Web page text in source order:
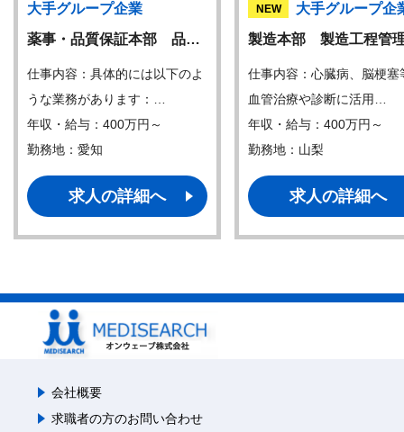
大手グループ企業
薬事・品質保証本部 品…
仕事内容：具体的には以下のよ
うな業務があります：…
年収・給与：400万円～
勤務地：愛知
求人の詳細へ
NEW
大手グループ企
製造本部 製造工程管
仕事内容：心臓病、脳梗塞
血管治療や診断に活用…
年収・給与：400万円～
勤務地：山梨
求人の詳細へ
会社概要
求職者の方のお問い合わせ